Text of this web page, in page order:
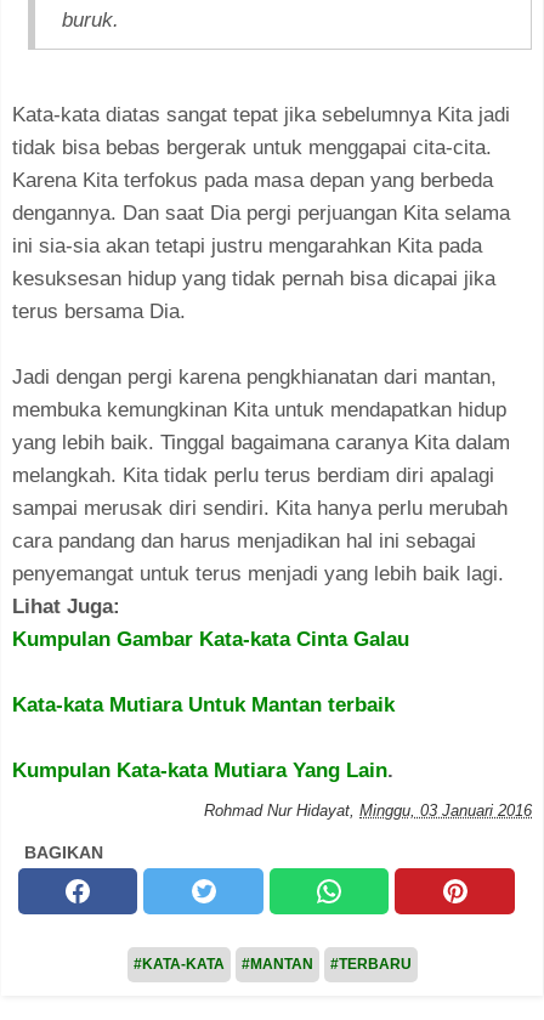
buruk.
Kata-kata diatas sangat tepat jika sebelumnya Kita jadi
tidak bisa bebas bergerak untuk menggapai cita-cita.
Karena Kita terfokus pada masa depan yang berbeda
dengannya. Dan saat Dia pergi perjuangan Kita selama
ini sia-sia akan tetapi justru mengarahkan Kita pada
kesuksesan hidup yang tidak pernah bisa dicapai jika
terus bersama Dia.
Jadi dengan pergi karena pengkhianatan dari mantan,
membuka kemungkinan Kita untuk mendapatkan hidup
yang lebih baik. Tinggal bagaimana caranya Kita dalam
melangkah. Kita tidak perlu terus berdiam diri apalagi
sampai merusak diri sendiri. Kita hanya perlu merubah
cara pandang dan harus menjadikan hal ini sebagai
penyemangat untuk terus menjadi yang lebih baik lagi.
Lihat Juga:
Kumpulan Gambar Kata-kata Cinta Galau
Kata-kata Mutiara Untuk Mantan terbaik
Kumpulan Kata-kata Mutiara Yang Lain.
Rohmad Nur Hidayat, Minggu, 03 Januari 2016
BAGIKAN
#KATA-KATA #MANTAN #TERBARU